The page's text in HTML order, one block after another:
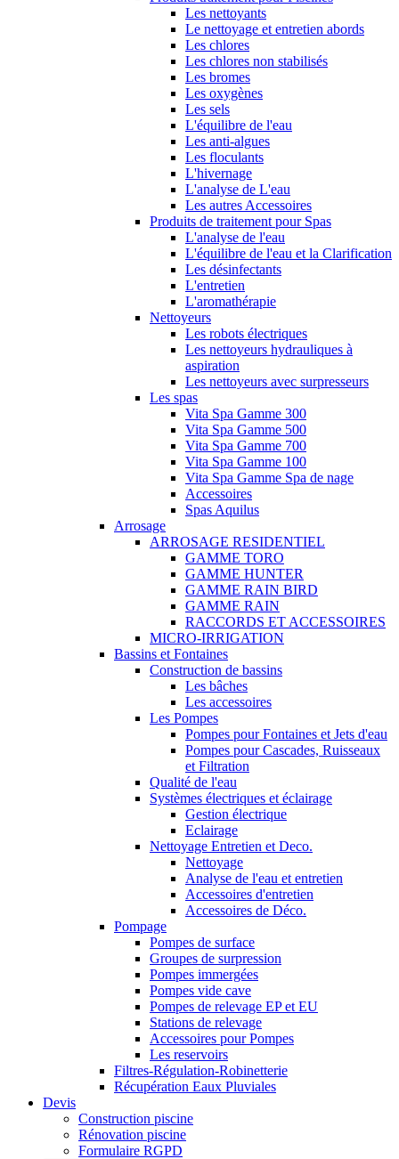
Les nettoyants
Le nettoyage et entretien abords
Les chlores
Les chlores non stabilisés
Les bromes
Les oxygènes
Les sels
L'équilibre de l'eau
Les anti-algues
Les floculants
L'hivernage
L'analyse de L'eau
Les autres Accessoires
Produits de traitement pour Spas
L'analyse de l'eau
L'équilibre de l'eau et la Clarification
Les désinfectants
L'entretien
L'aromathérapie
Nettoyeurs
Les robots électriques
Les nettoyeurs hydrauliques à
aspiration
Les nettoyeurs avec surpresseurs
Les spas
Vita Spa Gamme 300
Vita Spa Gamme 500
Vita Spa Gamme 700
Vita Spa Gamme 100
Vita Spa Gamme Spa de nage
Accessoires
Spas Aquilus
Arrosage
ARROSAGE RESIDENTIEL
GAMME TORO
GAMME HUNTER
GAMME RAIN BIRD
GAMME RAIN
RACCORDS ET ACCESSOIRES
MICRO-IRRIGATION
Bassins et Fontaines
Construction de bassins
Les bâches
Les accessoires
Les Pompes
Pompes pour Fontaines et Jets d'eau
Pompes pour Cascades, Ruisseaux
et Filtration
Qualité de l'eau
Systèmes électriques et éclairage
Gestion électrique
Eclairage
Nettoyage Entretien et Deco.
Nettoyage
Analyse de l'eau et entretien
Accessoires d'entretien
Accessoires de Déco.
Pompage
Pompes de surface
Groupes de surpression
Pompes immergées
Pompes vide cave
Pompes de relevage EP et EU
Stations de relevage
Accessoires pour Pompes
Les reservoirs
Filtres-Régulation-Robinetterie
Récupération Eaux Pluviales
Devis
Construction piscine
Rénovation piscine
Formulaire RGPD